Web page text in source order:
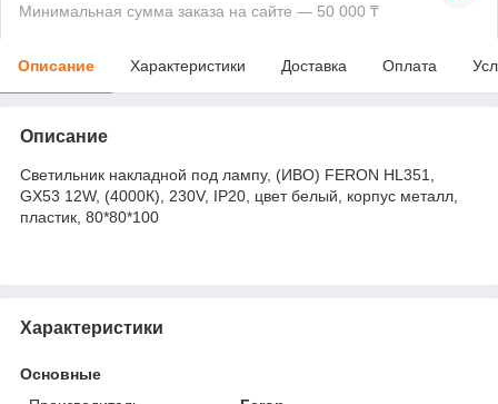
Минимальная сумма заказа на сайте — 50 000 ₸
Описание Характеристики Доставка Оплата
Описание
Светильник накладной под лампу, (ИВО) FERON HL351,
GX53 12W, (4000К), 230V, IP20, цвет белый, корпус металл,
пластик, 80*80*100
Характеристики
Основные